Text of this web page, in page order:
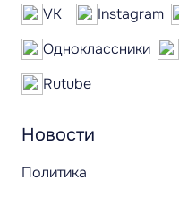
Новости
Политика
VK Instagram
Одноклассники
Rutube